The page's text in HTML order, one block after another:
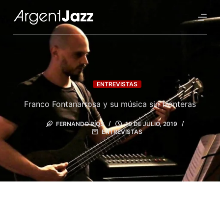
ENTREVISTAS
Franco Fontanarrosa y su música sin fronteras
FERNANDO RÍOS
10 DE JULIO, 2019
ENTREVISTAS